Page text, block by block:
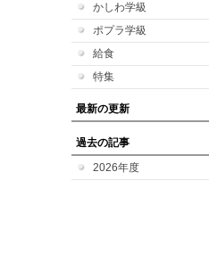
かしわ学級
ポプラ学級
給食
特集
最新の更新
過去の記事
2026年度